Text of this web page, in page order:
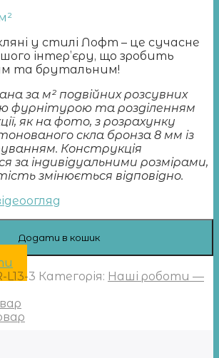
у стилі Лофт – це сучасне
інтер’єру, що зробить
та брутальним!
за м² подвійних розсувних
фурнітурою та розділенням
як на фото, з розрахунку
скла бронза 8 мм із
Конструкція
за індивідуальними розмірами,
змінюється відповідно.
Додати в кошик
L13-3 Категорія: Наші роботи —